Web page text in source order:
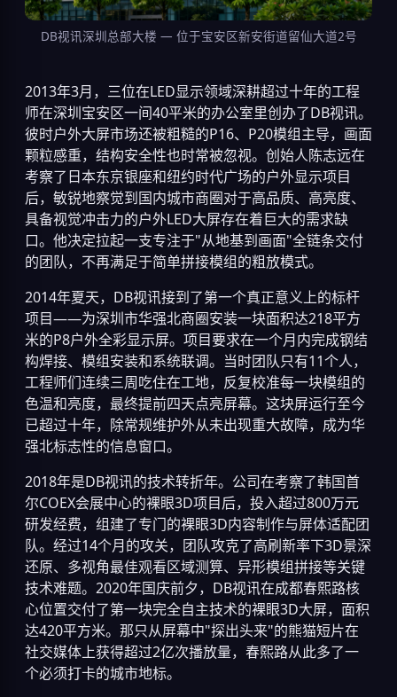
DB视讯深圳总部大楼 — 位于宝安区新安街道留仙大道2号
2013年3月，三位在LED显示领域深耕超过十年的工程
师在深圳宝安区一间40平米的办公室里创办了DB视讯。
彼时户外大屏市场还被粗糙的P16、P20模组主导，画面
颗粒感重，结构安全性也时常被忽视。创始人陈志远在
考察了日本东京银座和纽约时代广场的户外显示项目
后，敏锐地察觉到国内城市商圈对于高品质、高亮度、
具备视觉冲击力的户外LED大屏存在着巨大的需求缺
口。他决定拉起一支专注于"从地基到画面"全链条交付
的团队，不再满足于简单拼接模组的粗放模式。
2014年夏天，DB视讯接到了第一个真正意义上的标杆
项目——为深圳市华强北商圈安装一块面积达218平方
米的P8户外全彩显示屏。项目要求在一个月内完成钢结
构焊接、模组安装和系统联调。当时团队只有11个人，
工程师们连续三周吃住在工地，反复校准每一块模组的
色温和亮度，最终提前四天点亮屏幕。这块屏运行至今
已超过十年，除常规维护外从未出现重大故障，成为华
强北标志性的信息窗口。
2018年是DB视讯的技术转折年。公司在考察了韩国首
尔COEX会展中心的裸眼3D项目后，投入超过800万元
研发经费，组建了专门的裸眼3D内容制作与屏体适配团
队。经过14个月的攻关，团队攻克了高刷新率下3D景深
还原、多视角最佳观看区域测算、异形模组拼接等关键
技术难题。2020年国庆前夕，DB视讯在成都春熙路核
心位置交付了第一块完全自主技术的裸眼3D大屏，面积
达420平方米。那只从屏幕中"探出头来"的熊猫短片在
社交媒体上获得超过2亿次播放量，春熙路从此多了一
个必须打卡的城市地标。